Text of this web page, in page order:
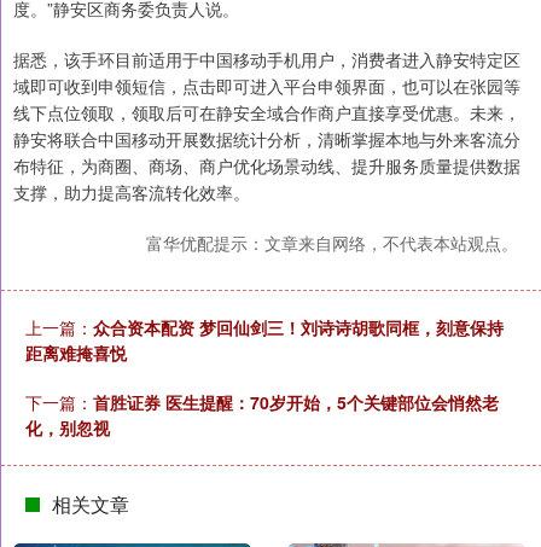
度。”静安区商务委负责人说。
据悉，该手环目前适用于中国移动手机用户，消费者进入静安特定区
域即可收到申领短信，点击即可进入平台申领界面，也可以在张园等
线下点位领取，领取后可在静安全域合作商户直接享受优惠。未来，
静安将联合中国移动开展数据统计分析，清晰掌握本地与外来客流分
布特征，为商圈、商场、商户优化场景动线、提升服务质量提供数据
支撑，助力提高客流转化效率。
富华优配提示：文章来自网络，不代表本站观点。
上一篇： 众合资本配资 梦回仙剑三！刘诗诗胡歌同框，刻意保持
距离难掩喜悦
下一篇： 首胜证券 医生提醒：70岁开始，5个关键部位会悄然老
化，别忽视
相关文章